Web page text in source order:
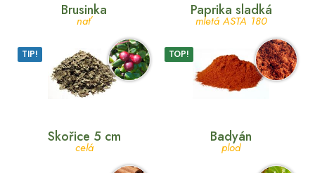
Brusinka
nať
TIP!
Paprika sladká
mletá ASTA 180
TOP!
Skořice 5 cm
celá
Badyán
plod